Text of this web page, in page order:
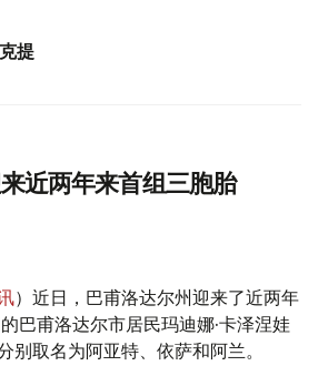
提
近两年来首组三胞胎
）近日，巴甫洛达尔州迎来了近两年
巴甫洛达尔市居民玛迪娜·卡泽涅娃
别取名为阿亚特、依萨和阿兰。